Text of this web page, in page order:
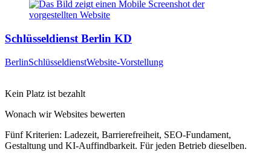
Schlüsseldienst Berlin KD
BerlinSchlüsseldienstWebsite-Vorstellung
Kein Platz ist bezahlt
Wonach wir Websites bewerten
Fünf Kriterien: Ladezeit, Barrierefreiheit, SEO-Fundament,
Gestaltung und KI-Auffindbarkeit. Für jeden Betrieb dieselben.